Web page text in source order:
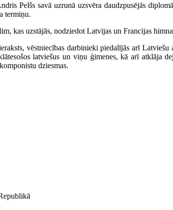
Pelšs savā uzrunā uzsvēra daudzpusējās
termiņu.
kas uzstājās, nodziedot Latvijas un Francijas
vēstniecības darbinieki piedalījās arī
latviešus un viņu ģimenes, kā arī atklāja
dziesmas.